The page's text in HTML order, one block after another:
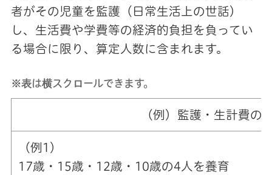
者がその児童を監護（日常生活上の世話）
し、生活費や学費等の経済的負担を負ってい
る場合に限り、算定人数に含まれます。
※表は横スクロールできます。
（例）監護・生計費の
（例1）
17歳・15歳・12歳・10歳の4人を養育